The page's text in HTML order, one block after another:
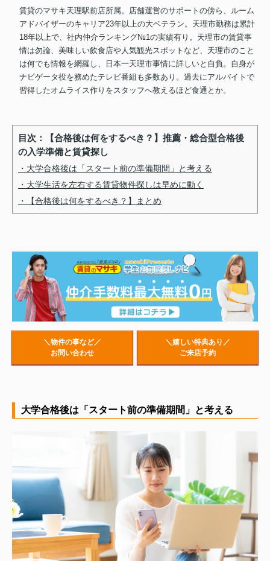
賃貸のマサキ天理駅前店所属。店舗運営のサポートの傍ら、ルーム
アドバイザーのキャリア23年以上の大ベテラン。天理市勤務は累計
18年以上で、社内仲介ランキング№1の実績有り。天理市の賃貸事
情は勿論、美味しい飲食店や人気観光スポットなど、天理市のこと
は何でも情報を網羅し、日本一天理市事情に詳しいと自負。自身が
ナビゲータ役を務めたテレビ番組も多数あり。過去にアルバイトで
習得したオムライス作りをスタッフへ教えるほど食通とか。
目次：【合格後は何をするべき？】推薦・総合型合格後
の入学準備と賃貸探し
・大学合格後は「スタート前の準備期間」と考える
・大学生活を左右する賃貸物件探しは早めに動く
・【合格後は何をするべき？】まとめ
＼物件の事など／
お問い合わせ
＼嬉しい特典あり／
ご来店予約
大学合格後は「スタート前の準備期間」と考える